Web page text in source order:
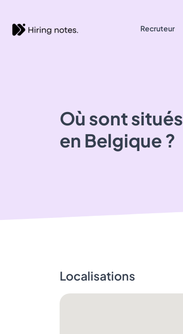
Recruteur
Où sont situés
en Belgique ?
Localisations